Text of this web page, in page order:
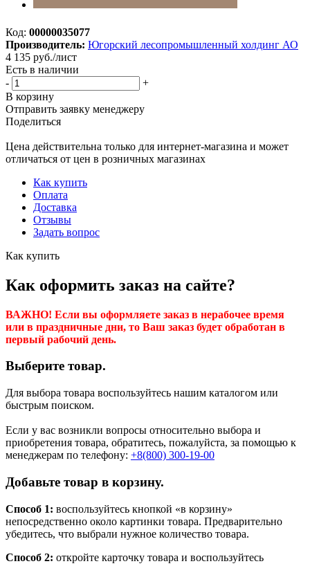
Код: 00000035077
Производитель: Югорский лесопромышленный холдинг АО
4 135 руб./лист
Есть в наличии
-
+
В корзину
Отправить заявку менеджеру
Поделиться
Цена действительна только для интернет-магазина и может
отличаться от цен в розничных магазинах
Как купить
Оплата
Доставка
Отзывы
Задать вопрос
Как купить
Как оформить заказ на сайте?
ВАЖНО! Если вы оформляете заказ в нерабочее время
или в праздничные дни, то Ваш заказ будет обработан в
первый рабочий день.
Выберите товар.
Для выбора товара воспользуйтесь нашим каталогом или
быстрым поиском.
Если у вас возникли вопросы относительно выбора и
приобретения товара, обратитесь, пожалуйста, за помощью к
менеджерам по телефону: +8(800) 300-19-00
Добавьте товар в корзину.
Способ 1: воспользуйтесь кнопкой «в корзину»
непосредственно около картинки товара. Предварительно
убедитесь, что выбрали нужное количество товара.
Способ 2: откройте карточку товара и воспользуйтесь